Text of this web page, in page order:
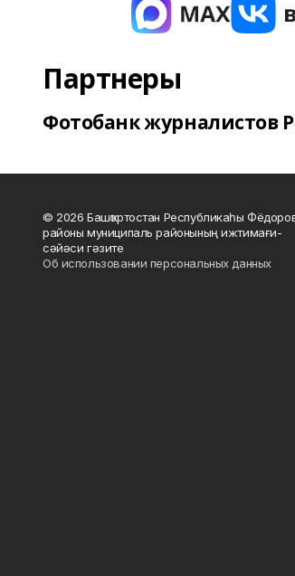
Партнеры
Фотобанк журналистов
© 2026 Башҡортостан Республикаһы
районы муниципаль районының ижтимағи-
сәйәси гәзите
Об использовании персональных данных